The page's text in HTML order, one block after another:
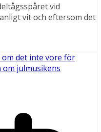
vid
vit och eftersom det